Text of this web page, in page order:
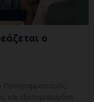
ο
Προγραμματισμός;
και εξατομικευμένη